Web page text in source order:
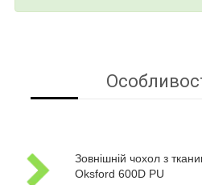
Зовнішній чохол з
Oksford 600D PU